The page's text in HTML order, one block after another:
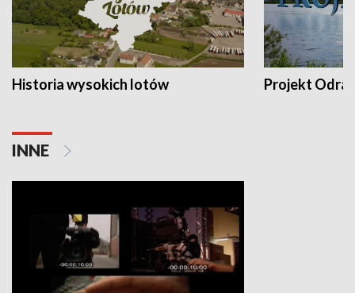
Historia wysokich lotów Projekt Odra
INNE